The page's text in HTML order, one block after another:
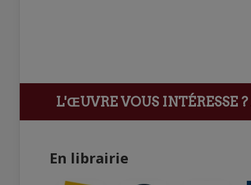
L'ŒUVRE VOUS INTÉRESSE ?
En librairie